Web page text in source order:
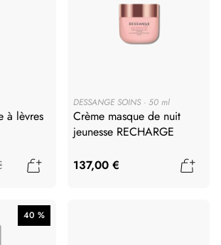
à lèvres
Ajouter au panier
DESSANGE SOINS 50 ml
Crème masque de nuit
jeunesse RECHARGE
137,00 €
40 %